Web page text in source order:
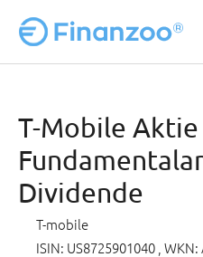
T-Mobile Aktie
Dividende
T-mobile
ISIN: US8725901040 ,